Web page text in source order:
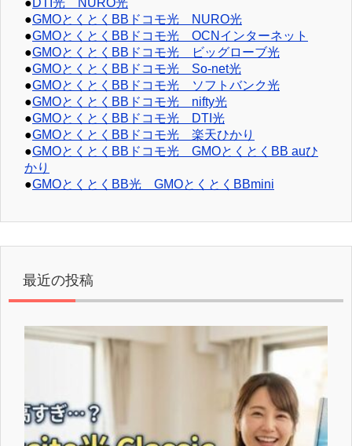
●GMOとくとくBBドコモ光 NURO光
●GMOとくとくBBドコモ光 OCNインターネット
●GMOとくとくBBドコモ光 ビッグローブ光
●GMOとくとくBBドコモ光 So-net光
●GMOとくとくBBドコモ光 ソフトバンク光
●GMOとくとくBBドコモ光 nifty光
●GMOとくとくBBドコモ光 DTI光
●GMOとくとくBBドコモ光 楽天ひかり
●GMOとくとくBBドコモ光 GMOとくとくBB auひ
かり
●GMOとくとくBB光 GMOとくとくBBmini
最近の投稿